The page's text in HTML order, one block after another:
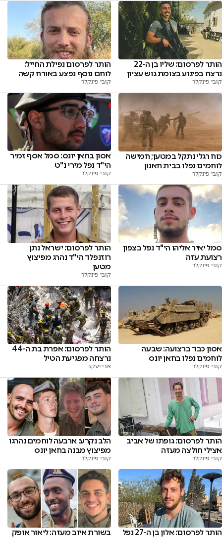
הותר לפרסום: שליו בן ה-22
נרצח בפיגוע בצומת גוש עציון
קובי פינקלר
הותר לפרסום נפילת החייל:
לוחם נוסף נפצע באורח קשה
קובי פינקלר
כוח רגלי נתקל במטען; חמישה
לוחמים נפלו בבית חאנון
קובי פינקלר
אסון בחאן יונס: סמל אסף זמיר
הי"ד נפל מירי נ"ט
קובי פינקלר
סמל יאיר אליהו הי"ד נפל בצפון
רצועת עזה
קובי פינקלר
הותר לפרסום: ישראל נתן
רוזנפלד הי"ד נהרג מפיצוץ
מטען
קובי פינקלר
אסון כבד ברצועה: שבעה
לוחמים נפלו בחאן יונס
קובי פינקלר
הותר לפרסום: אפרת בת ה-44
נרצחה מפגיעת הטיל
אבי יעקב
הותר לפרסום: גופתו של אביב
אצילי חולצה מעזה
קובי פינקלר
הלב נקרע: ארבעה לוחמים נהרגו
מפיצוץ מבנה בחאן יונס
קובי פינקלר
הותר לפרסום: אלון בן ה-27 נפל
בשורת איוב מעזה: ליאור אופק